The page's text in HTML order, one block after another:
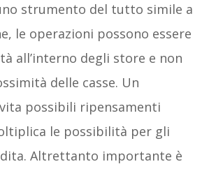
strumento del tutto simile a
le operazioni possono essere
all’interno degli store e non
delle casse. Un
possibili ripensamenti
le possibilità per gli
Altrettanto importante è